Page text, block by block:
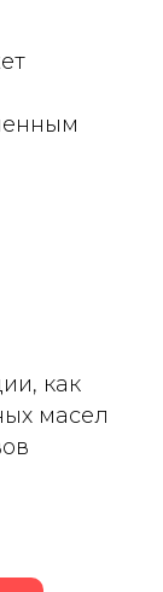
как
масел